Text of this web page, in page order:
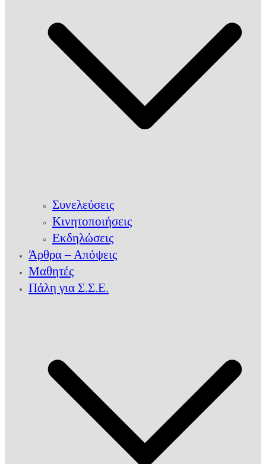
Συνελεύσεις
Κινητοποιήσεις
Εκδηλώσεις
Άρθρα – Απόψεις
Μαθητές
Πάλη για Σ.Σ.Ε.